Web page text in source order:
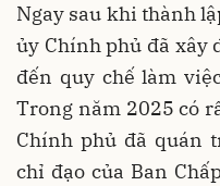
Ngay sau khi thành
ủy Chính phủ đã xây
đến quy chế làm
Trong năm 2025 có
Chính phủ đã quán
chỉ đạo của Ban